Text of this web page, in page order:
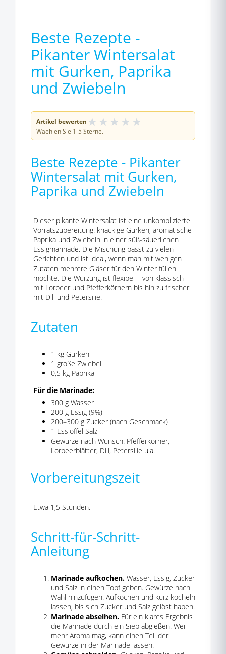
Beste Rezepte -
Pikanter Wintersalat
mit Gurken, Paprika
und Zwiebeln
Artikel bewerten ★ ★ ★ ★ ★
Waehlen Sie 1-5 Sterne.
Beste Rezepte - Pikanter
Wintersalat mit Gurken,
Paprika und Zwiebeln
Dieser pikante Wintersalat ist eine unkomplizierte
Vorratszubereitung: knackige Gurken, aromatische
Paprika und Zwiebeln in einer süß-säuerlichen
Essigmarinade. Die Mischung passt zu vielen
Gerichten und ist ideal, wenn man mit wenigen
Zutaten mehrere Gläser für den Winter füllen
möchte. Die Würzung ist flexibel – von klassisch
mit Lorbeer und Pfefferkörnern bis hin zu frischer
mit Dill und Petersilie.
Zutaten
1 kg Gurken
1 große Zwiebel
0,5 kg Paprika
Für die Marinade:
300 g Wasser
200 g Essig (9%)
200–300 g Zucker (nach Geschmack)
1 Esslöffel Salz
Gewürze nach Wunsch: Pfefferkörner,
Lorbeerblätter, Dill, Petersilie u.a.
Vorbereitungszeit
Etwa 1,5 Stunden.
Schritt-für-Schritt-
Anleitung
Marinade aufkochen. Wasser, Essig, Zucker
und Salz in einen Topf geben. Gewürze nach
Wahl hinzufügen. Aufkochen und kurz köcheln
lassen, bis sich Zucker und Salz gelöst haben.
Marinade abseihen. Für ein klares Ergebnis
die Marinade durch ein Sieb abgießen. Wer
mehr Aroma mag, kann einen Teil der
Gewürze in der Marinade lassen.